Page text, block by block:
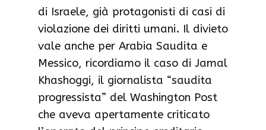
di Israele, già protagonisti di casi di
violazione dei diritti umani. Il divieto
vale anche per Arabia Saudita e
Messico, ricordiamo il caso di Jamal
Khashoggi, il giornalista “saudita
progressista” del Washington Post
che aveva apertamente criticato